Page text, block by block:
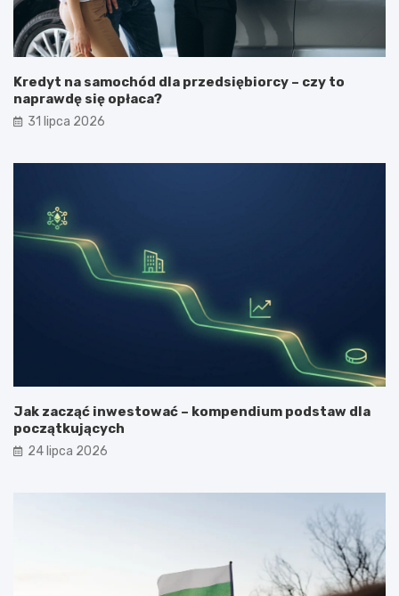
Kredyt na samochód dla przedsiębiorcy – czy to
naprawdę się opłaca?
31 lipca 2026
Jak zacząć inwestować – kompendium podstaw dla
początkujących
24 lipca 2026